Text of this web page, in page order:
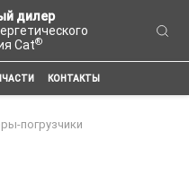
дилер
Cat®
КОНТАКТЫ
погрузчики